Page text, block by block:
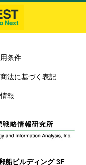
条件
法に基づく表記
報
船ビルディング 3F